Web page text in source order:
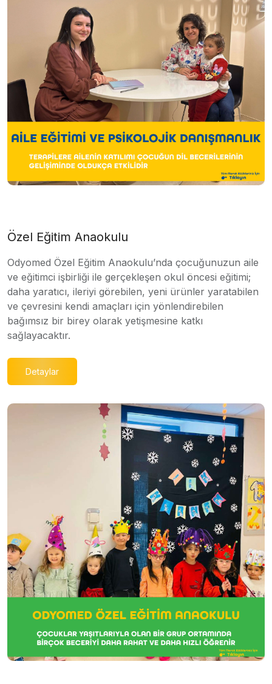
Özel Eğitim Anaokulu
Odyomed Özel Eğitim Anaokulu’nda çocuğunuzun aile
ve eğitimci işbirliği ile gerçekleşen okul öncesi eğitimi;
daha yaratıcı, ileriyi görebilen, yeni ürünler yaratabilen
ve çevresini kendi amaçları için yönlendirebilen
bağımsız bir birey olarak yetişmesine katkı
sağlayacaktır.
Detaylar